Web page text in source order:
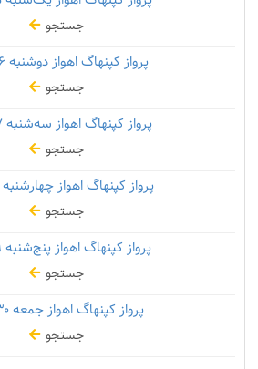
جستجو
پرواز کپنهاگ اهواز دوشنبه
جستجو
پرواز کپنهاگ اهواز سه‌شنبه۲۷ مرداد
جستجو
پرواز کپنهاگ اهواز چهارشنبه
جستجو
پرواز کپنهاگ اهواز پنج‌شنبه
جستجو
پرواز کپنهاگ اهواز جمعه۳۰ مرداد
جستجو